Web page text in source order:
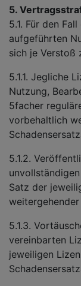
5.
5.1. Für den
aufgeführten
sich je Verstoß
5.1.1. Jegliche
Nutzung,
5facher
vorbehaltlich
5.1.2.
Satz der
5.1.3.
vereinbarten
jeweiligen